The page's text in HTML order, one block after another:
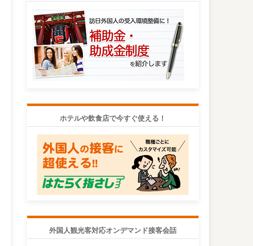
ホテルや飲食店で今すぐ使える！
外国人観光客対応オンデマンド接客会話